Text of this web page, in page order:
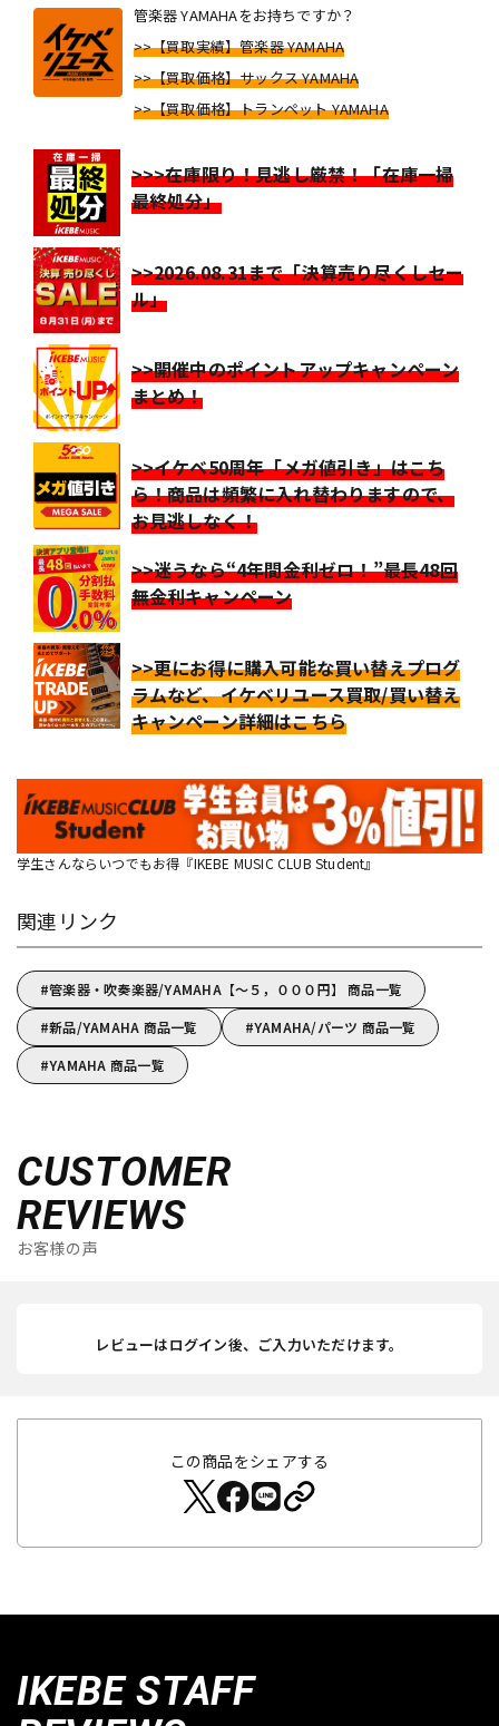
管楽器 YAMAHAをお持ちですか？
>>【買取実績】管楽器 YAMAHA
>>【買取価格】サックス YAMAHA
>>【買取価格】トランペット YAMAHA
>>>在庫限り！見逃し厳禁！「在庫一掃
最終処分」
>>2026.08.31まで「決算売り尽くしセー
ル」
>>開催中のポイントアップキャンペーン
まとめ！
>>イケベ50周年「メガ値引き」はこち
ら！商品は頻繁に入れ替わりますので、
お見逃しなく！
>>迷うなら“4年間金利ゼロ！”最長48回
無金利キャンペーン
>>更にお得に購入可能な買い替えプログ
ラムなど、イケベリユース買取/買い替え
キャンペーン詳細はこちら
学生さんならいつでもお得『IKEBE MUSIC CLUB Student』
関連リンク
管楽器・吹奏楽器/YAMAHA【～５，０００円】 商品一覧
新品/YAMAHA 商品一覧
YAMAHA/パーツ 商品一覧
YAMAHA 商品一覧
CUSTOMER
REVIEWS
お客様の声
レビューはログイン後、ご入力いただけます。
この商品をシェアする
IKEBE STAFF